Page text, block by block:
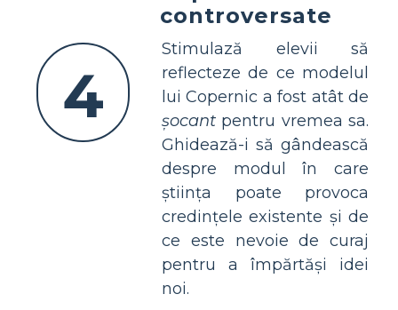
4
controversate
Stimulază elevii să
reflecteze de ce modelul
lui Copernic a fost atât de
șocant pentru vremea sa.
Ghidează-i să gândească
despre modul în care
știința poate provoca
credințele existente și de
ce este nevoie de curaj
pentru a împărtăși idei
noi.